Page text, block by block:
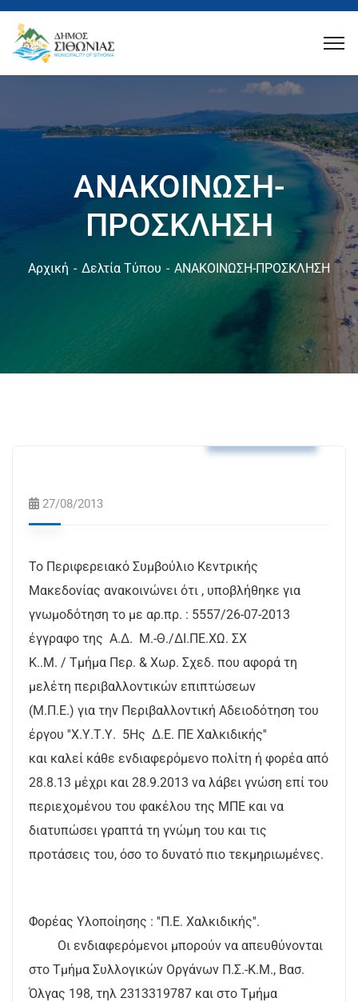
ΑΝΑΚΟΙΝΩΣΗ-
ΠΡΟΣΚΛΗΣΗ
Αρχική Δελτία Τύπου ΑΝΑΚΟΙΝΩΣΗ-ΠΡΟΣΚΛΗΣΗ
27/08/2013
Το Περιφερειακό Συμβούλιο Κεντρικής
Μακεδονίας ανακοινώνει ότι , υποβλήθηκε για
γνωμοδότηση το με αρ.πρ. : 5557/26-07-2013
έγγραφο της Α.Δ. Μ.-Θ./ΔΙ.ΠΕ.ΧΩ. ΣΧ
Κ..Μ. / Τμήμα Περ. & Χωρ. Σχεδ. που αφορά τη
μελέτη περιβαλλοντικών επιπτώσεων
(Μ.Π.Ε.) για την Περιβαλλοντική Αδειοδότηση του
έργου ''Χ.Υ.Τ.Υ. 5Ης Δ.Ε. ΠΕ Χαλκιδικής''
και καλεί κάθε ενδιαφερόμενο πολίτη ή φορέα από
28.8.13 μέχρι και 28.9.2013 να λάβει γνώση επί του
περιεχομένου του φακέλου της ΜΠΕ και να
διατυπώσει γραπτά τη γνώμη του και τις
προτάσεις του, όσο το δυνατό πιο τεκμηριωμένες.
Φορέας Υλοποίησης : ''Π.Ε. Χαλκιδικής''.
Οι ενδιαφερόμενοι μπορούν να απευθύνονται
στο Τμήμα Συλλογικών Οργάνων Π.Σ.-Κ.Μ., Βασ.
Όλγας 198, τηλ 2313319787 και στο Τμήμα